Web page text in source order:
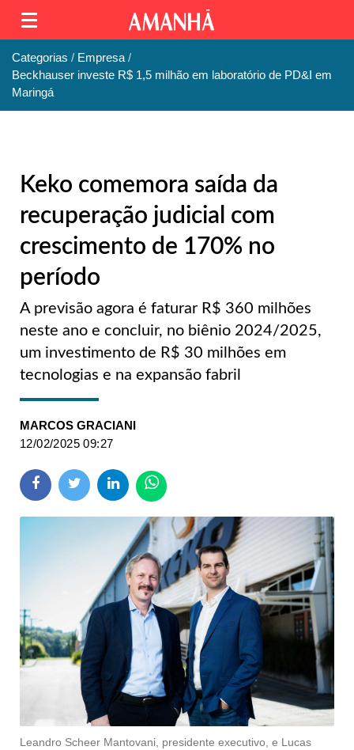
Categorias
Empresa
Beckhauser investe R$ 1,5 milhão em laboratório de PD&I em
Maringá
Keko comemora saída da
recuperação judicial com
crescimento de 170% no
período
A previsão agora é faturar R$ 360 milhões
neste ano e concluir, no biênio 2024/2025,
um investimento de R$ 30 milhões em
tecnologias e na expansão fabril
MARCOS GRACIANI
12/02/2025 09:27
Leandro Scheer Mantovani, presidente executivo, e Lucas